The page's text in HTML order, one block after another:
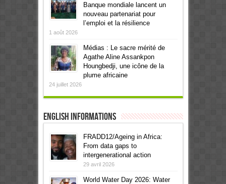
Banque mondiale lancent un
nouveau partenariat pour
l’emploi et la résilience
1 août 2026
Médias : Le sacre mérité de
Agathe Aline Assankpon
Houngbedji, une icône de la
plume africaine
24 juillet 2026
English informations
FRADD12/Ageing in Africa:
From data gaps to
intergenerational action
29 avril 2026
World Water Day 2026: Water